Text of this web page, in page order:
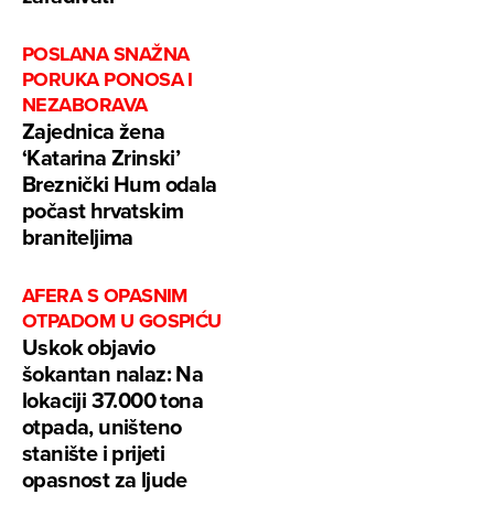
POSLANA SNAŽNA
PORUKA PONOSA I
NEZABORAVA
Zajednica žena
‘Katarina Zrinski’
Breznički Hum odala
počast hrvatskim
braniteljima
AFERA S OPASNIM
OTPADOM U GOSPIĆU
Uskok objavio
šokantan nalaz: Na
lokaciji 37.000 tona
otpada, uništeno
stanište i prijeti
opasnost za ljude